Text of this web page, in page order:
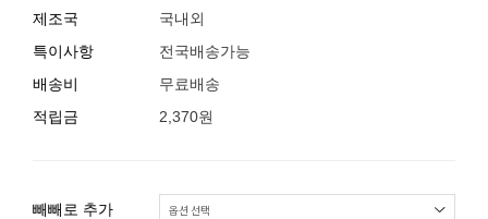
제조국
국내외
특이사항
전국배송가능
배송비
무료배송
적립금
2,370원
빼빼로 추가